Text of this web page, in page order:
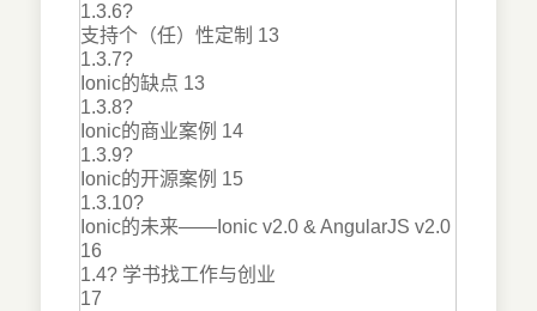
1.3.6?
支持个（任）性定制 13
1.3.7?
Ionic的缺点 13
1.3.8?
Ionic的商业案例 14
1.3.9?
Ionic的开源案例 15
1.3.10?
Ionic的未来——Ionic v2.0 & AngularJS v2.0
16
1.4? 学书找工作与创业
17